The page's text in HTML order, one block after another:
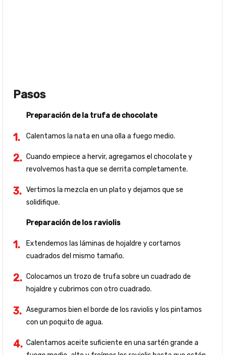
Pasos
Preparación de la trufa de chocolate
Calentamos la nata en una olla a fuego medio.
Cuando empiece a hervir, agregamos el chocolate y
revolvemos hasta que se derrita completamente.
Vertimos la mezcla en un plato y dejamos que se
solidifique.
Preparación de los raviolis
Extendemos las láminas de hojaldre y cortamos
cuadrados del mismo tamaño.
Colocamos un trozo de trufa sobre un cuadrado de
hojaldre y cubrimos con otro cuadrado.
Aseguramos bien el borde de los raviolis y los pintamos
con un poquito de agua.
Calentamos aceite suficiente en una sartén grande a